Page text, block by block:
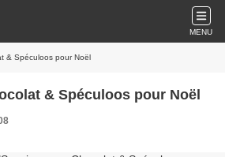
MENU
& Spéculoos pour Noël
& Spéculoos pour Noël